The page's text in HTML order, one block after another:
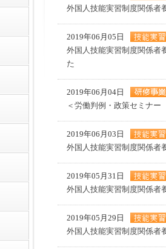
外国人技能実習制度関係者
2019年06月05日
外国人技能実習制度関係者
た
2019年06月04日
＜労働判例・政策セミナー
2019年06月03日
外国人技能実習制度関係者
2019年05月31日
外国人技能実習制度関係者
2019年05月29日
外国人技能実習制度関係者